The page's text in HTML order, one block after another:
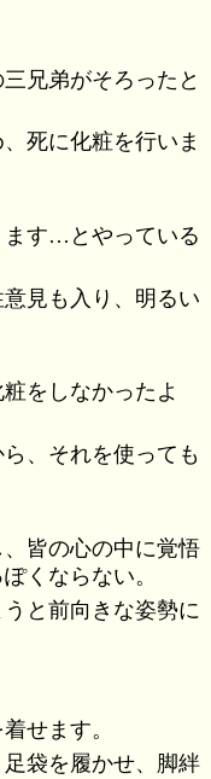
兄弟がそろったと
死に化粧を行いま
ます…とやっている
見も入り、明るい
をしなかったよ
、それを使っても
皆の心の中に覚悟
くならない。
と前向きな姿勢に
せます。
袋を履かせ、脚絆